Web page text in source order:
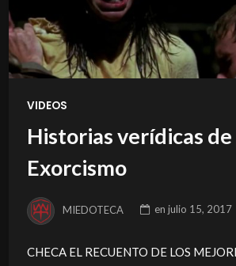
VIDEOS
Historias verídicas de
Exorcismo
MIEDOTECA enjulio 15, 2017
CHECA EL RECUENTO DE LOS